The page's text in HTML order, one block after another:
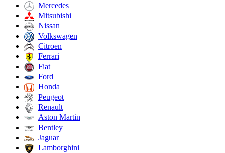
Mercedes
Mitsubishi
Nissan
Volkswagen
Citroen
Ferrari
Fiat
Ford
Honda
Peugeot
Renault
Aston Martin
Bentley
Jaguar
Lamborghini